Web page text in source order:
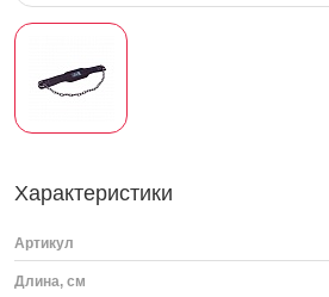
Характеристики
Артикул
Длина, см